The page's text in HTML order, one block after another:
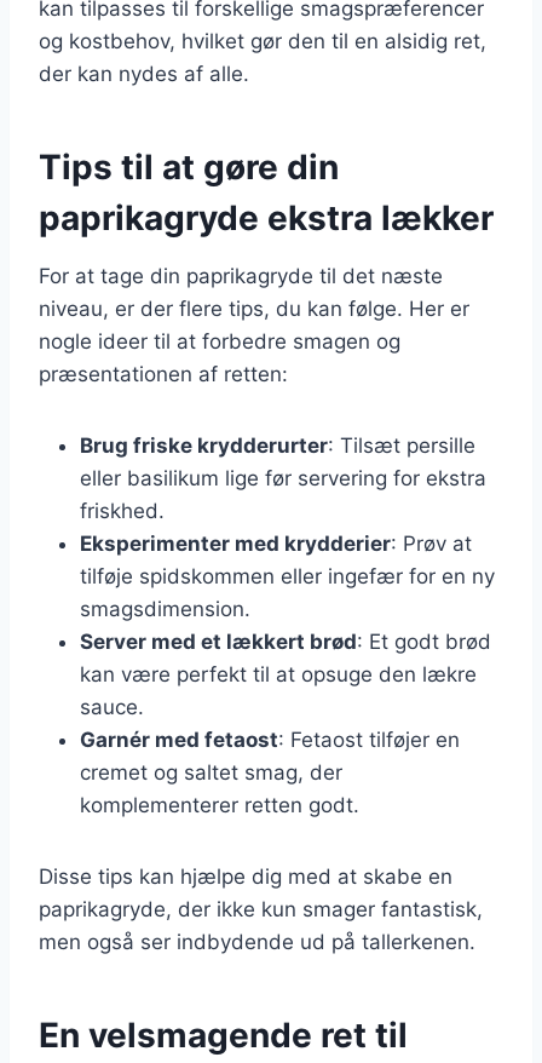
kan tilpasses til forskellige smagspræferencer
og kostbehov, hvilket gør den til en alsidig ret,
der kan nydes af alle.
Tips til at gøre din
paprikagryde ekstra lækker
For at tage din paprikagryde til det næste
niveau, er der flere tips, du kan følge. Her er
nogle ideer til at forbedre smagen og
præsentationen af retten:
Brug friske krydderurter: Tilsæt persille
eller basilikum lige før servering for ekstra
friskhed.
Eksperimenter med krydderier: Prøv at
tilføje spidskommen eller ingefær for en ny
smagsdimension.
Server med et lækkert brød: Et godt brød
kan være perfekt til at opsuge den lækre
sauce.
Garnér med fetaost: Fetaost tilføjer en
cremet og saltet smag, der
komplementerer retten godt.
Disse tips kan hjælpe dig med at skabe en
paprikagryde, der ikke kun smager fantastisk,
men også ser indbydende ud på tallerkenen.
En velsmagende ret til